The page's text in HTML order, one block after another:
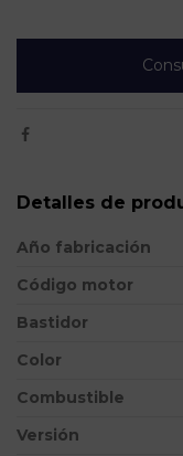
Detalles de
Año fabricación
Código motor
Bastidor
Color
Combustible
Versión